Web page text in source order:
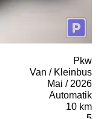
Pkw
Van / Kleinbus
Mai / 2026
Automatik
10 km